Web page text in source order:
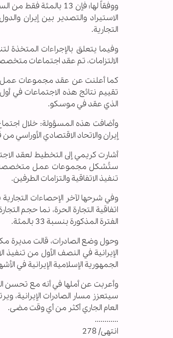
الاستيراد والتصدير بين إيران
التجارية.
وفيما يتعلق بالإجراءات المتخذة
الالتزامات، تم عقد اجتماعات
كما أعلنت عن عقد مجموعات عمل
تقييم نتائج هذه الاجتماعات في
الذي عقد في موسكو.
وأضافت هذه المسؤولة: خلال اجتماع
إيران والاتحاد الاقتصادي الأوراسي
أشارت كريمي إلى التخطيط لعقد
ستُشكل مجموعات عمل متخصصة في
تنفيذ الاتفاقية والتزامات الطرفين.
وفي شرحها لآخر الإحصاءات
الفترة المذكورة بنسبة 33 بالمئة.
وحول وضع الصادرات، قالت مديرة
الإيرانية في النصف الأول من تنفيذ
الجمهورية الإسلامية الإيرانية في
وأعربت عن أملها في أنه مع تحسن
سيتعزز مسار الصادرات الإيرانية،
العام الجاري أكثر من أي وقت مضى.
............
انتهى/ 278